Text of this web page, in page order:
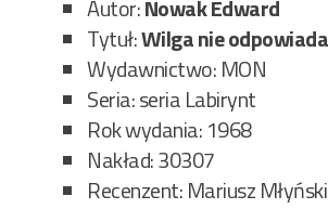
Autor:Nowak Edward
Tytuł:Wilga nie odpowiada
Wydawnictwo: MON
Seria: seria Labirynt
Rok wydania: 1968
Nakład: 30307
Recenzent: Mariusz Młyński